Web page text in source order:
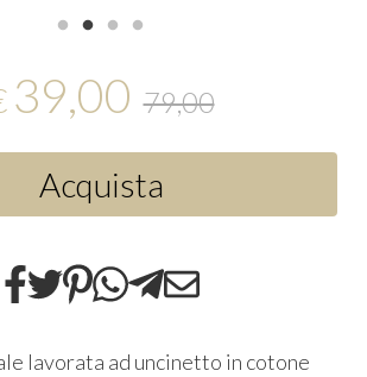
39,00 79,00
Acquista
lavorata ad uncinetto in cotone